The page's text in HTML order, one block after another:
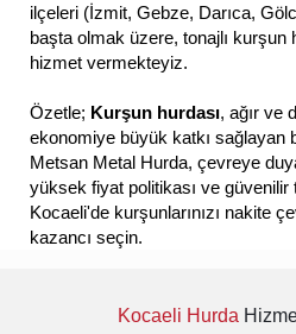
ilçeleri (İzmit, Gebze, Darıca,
başta olmak üzere, tonajlı kurşun
hizmet vermekteyiz.
Özetle; Kurşun hurdası, ağır ve
ekonomiye büyük katkı sağlayan
Metsan Metal Hurda, çevreye
yüksek fiyat politikası ve güvenilir
Kocaeli'de kurşunlarınızı nakite
kazancı seçin.
Kocaeli Hurda